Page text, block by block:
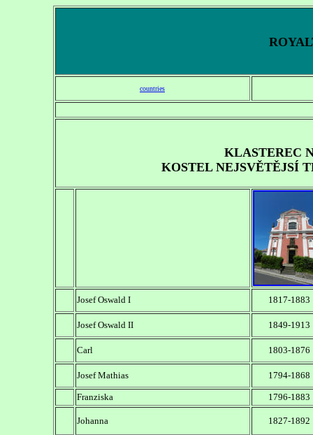
countries
KLASTEREC
KOSTEL NEJSVĚTĚJSÍ
Josef Oswald I 1817-1883
Josef Oswald II 1849-1913
Carl 1803-1876
Josef Mathias 1794-1868
Franziska 1796-1883
Johanna 1827-1892